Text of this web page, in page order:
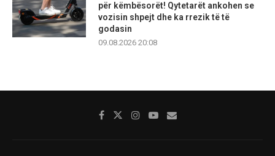
për këmbësorët! Qytetarët ankohen se
vozisin shpejt dhe ka rrezik të të
godasin
09.08.2026 20:08